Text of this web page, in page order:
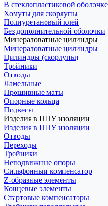
В стеклопластиковой оболочке
Хомуты для скорлупы
Полиуретановый клей
Без дополнительной оболочки
Минераловатные цилиндры
Минераловатные цилиндры
Цилиндры (скорлупы)
Тройники
Отводы
Ламельные
Прошивные маты
Опорные кольца
Подвесы
Изделия в ППУ изоляции
Изделия в ППУ изоляции
Отводы
Переходы
Тройники
Неподвижные опоры
Cильфонный компенсатор
Z-образные элементы
Концевые элементы
Стартовые компенсаторы